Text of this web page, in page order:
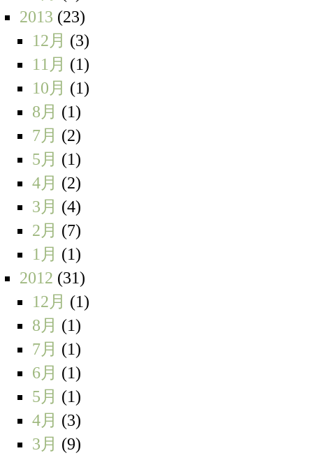
2013 (23)
12月 (3)
11月 (1)
10月 (1)
8月 (1)
7月 (2)
5月 (1)
4月 (2)
3月 (4)
2月 (7)
1月 (1)
2012 (31)
12月 (1)
8月 (1)
7月 (1)
6月 (1)
5月 (1)
4月 (3)
3月 (9)